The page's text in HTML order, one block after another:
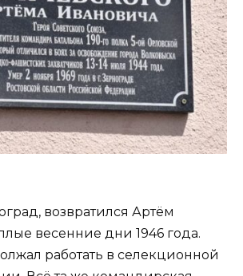
возвратился Артём
весенние дни 1946 года.
работать в селекционной